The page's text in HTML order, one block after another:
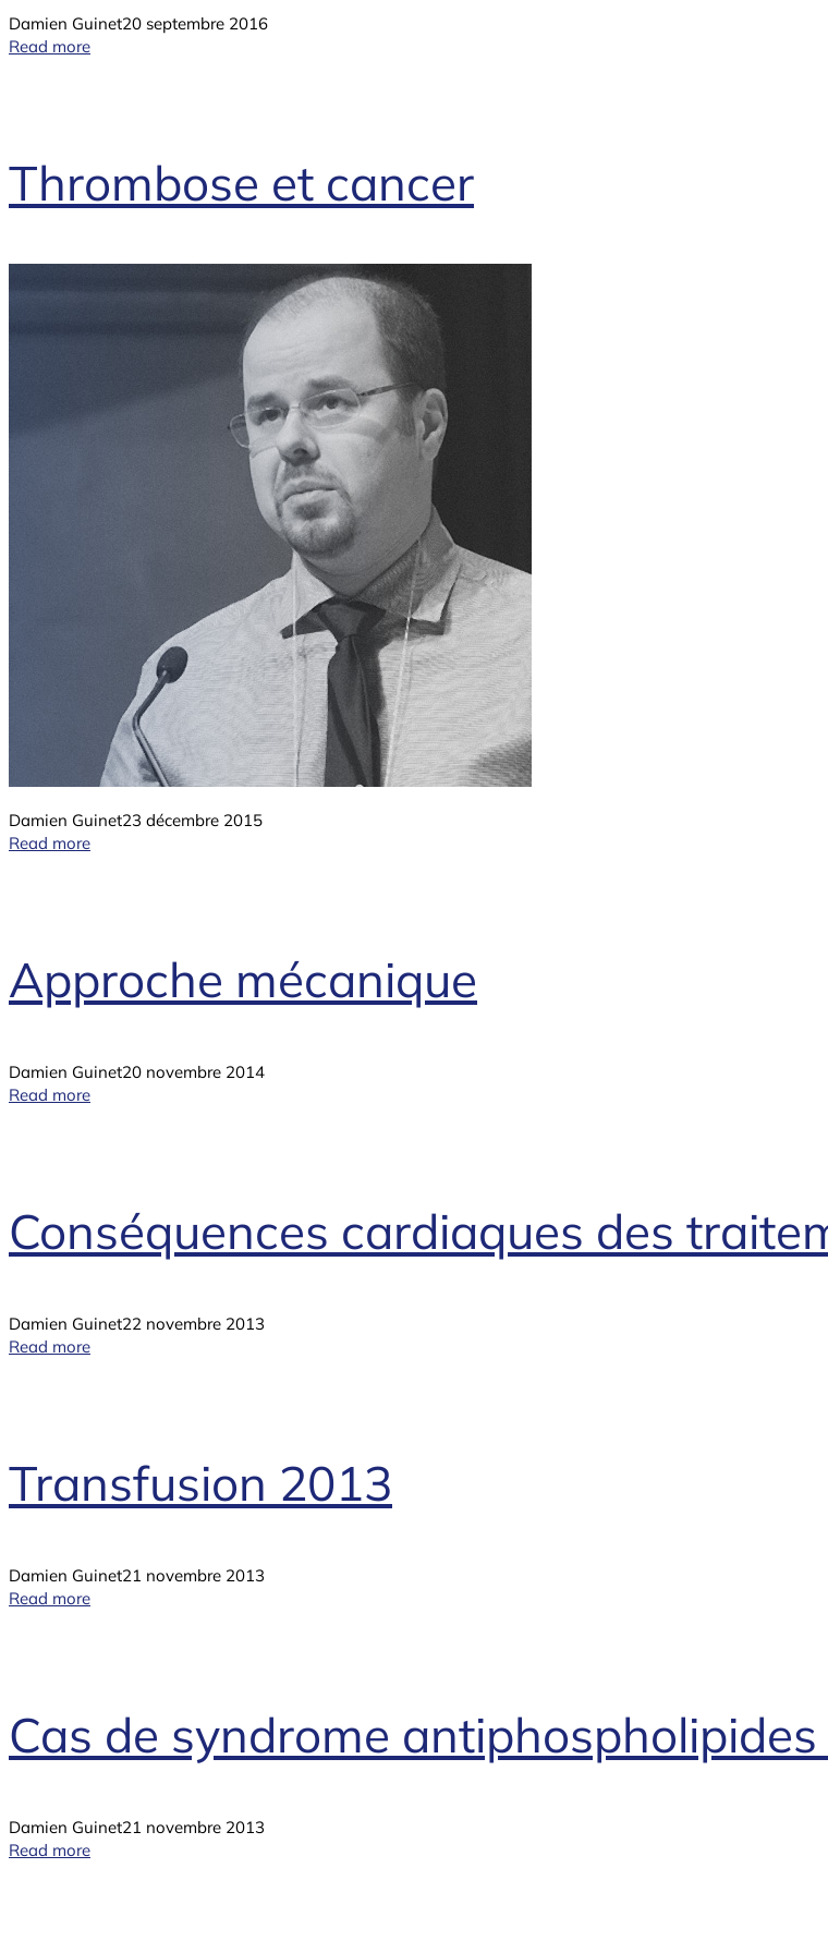
Damien Guinet20 septembre 2016
Read more
Thrombose et cancer
Damien Guinet23 décembre 2015
Read more
Approche mécanique
Damien Guinet20 novembre 2014
Read more
Conséquences cardiaques des
Damien Guinet22 novembre 2013
Read more
Transfusion 2013
Damien Guinet21 novembre 2013
Read more
Cas de syndrome
Damien Guinet21 novembre 2013
Read more